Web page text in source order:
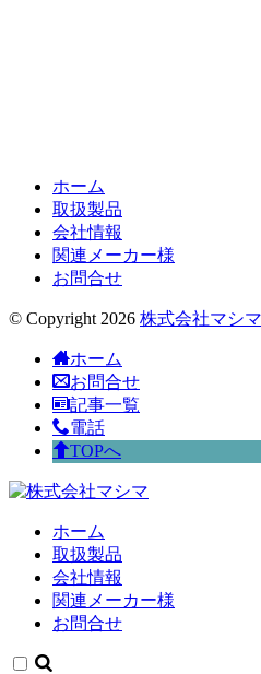
ホーム
取扱製品
会社情報
関連メーカー様
お問合せ
© Copyright 2026 株式会社マシマ
ホーム
お問合せ
記事一覧
電話
TOPへ
ホーム
取扱製品
会社情報
関連メーカー様
お問合せ